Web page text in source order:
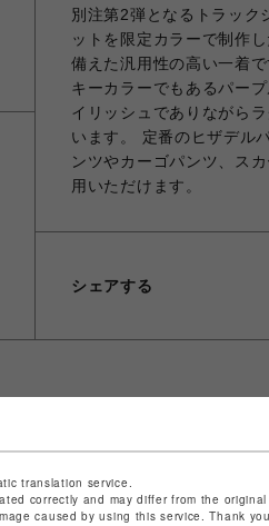
別注第2弾となるトラック
ットを限定カラーで制作
備えた汎用性の高い一着
キーカラーでもあるパー
イリッシュでありながら
います。 定番のヒザデル
ンツやカーゴパンツ、ス
用いただけます。
シェアする
表記はこちら
translation service.
correctly and may differ from the
caused by using this service. Thank